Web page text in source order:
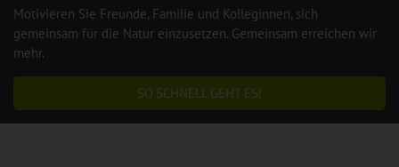
Motivieren Sie Freunde, Familie und Kolleginnen, sich
gemeinsam für die Natur einzusetzen. Gemeinsam erreichen wir
mehr.
SO SCHNELL GEHT ES!